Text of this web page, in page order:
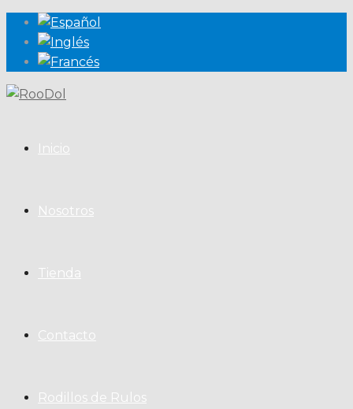
Inicio
Nosotros
Tienda
Contacto
Rodillos de Rulos